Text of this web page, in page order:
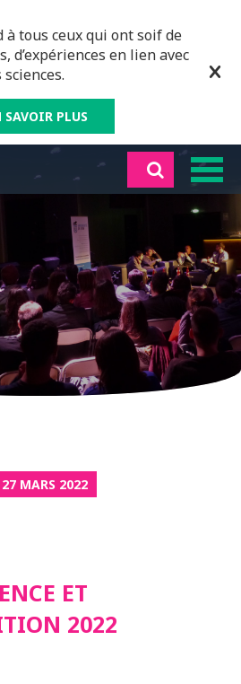
à tous ceux qui ont soif de
d’expériences en lien avec
sciences.
SAVOIR PLUS
27 MARS 2022
ET
2022